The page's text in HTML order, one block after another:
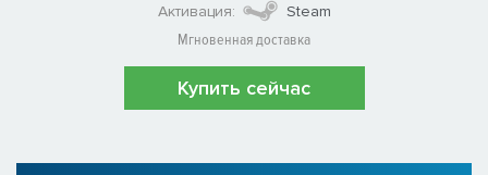
Активация:
Steam
Мгновенная доставка
Купить сейчас